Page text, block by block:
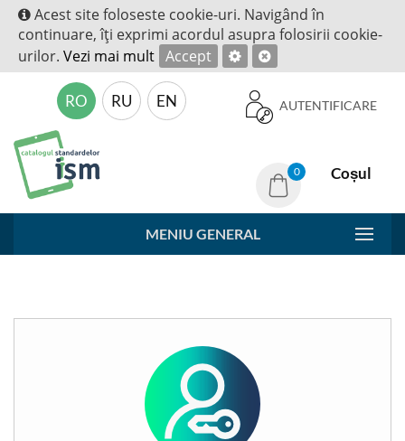
Acest site foloseste cookie-uri. Navigând în
continuare, îţi exprimi acordul asupra folosirii cookie-
urilor. Vezi mai mult Accept
AUTENTIFICARE
RO RU EN
0 Coșul
MENIU GENERAL